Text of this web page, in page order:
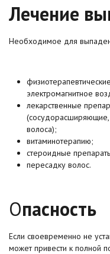
Лечение
Необходимое для
электромагнитное
лекарственные
(сосудорасширяющие,
волоса);
витаминотерапию;
стероидные
пересадку волос.
Опасность
Если своевременно не
может привести к полной